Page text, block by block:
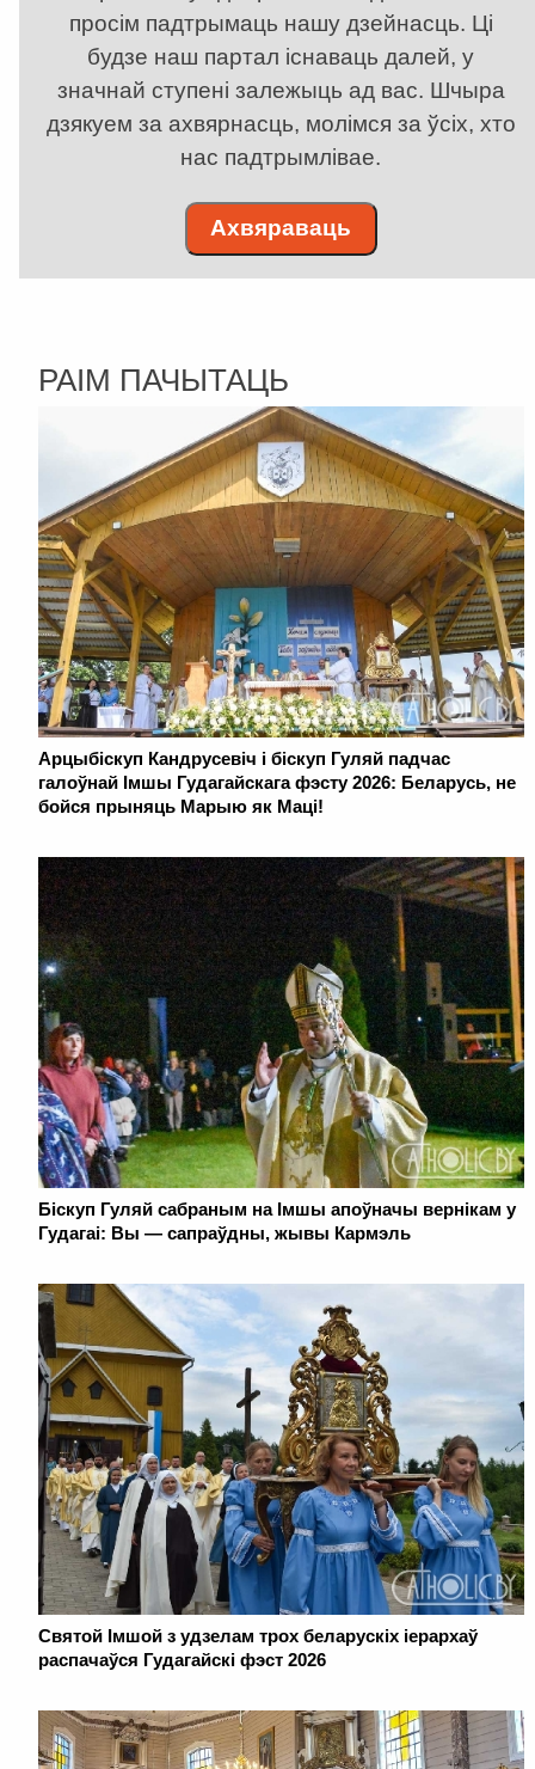
просім падтрымаць нашу дзейнасць. Ці
будзе наш партал існаваць далей, у
значнай ступені залежыць ад вас. Шчыра
дзякуем за ахвярнасць, молімся за ўсіх, хто
нас падтрымлівае.
Ахвяраваць
РАІМ ПАЧЫТАЦЬ
Арцыбіскуп Кандрусевіч і біскуп Гуляй падчас
галоўнай Імшы Гудагайскага фэсту 2026: Беларусь, не
бойся прыняць Марыю як Маці!
Біскуп Гуляй сабраным на Імшы апоўначы вернікам у
Гудагаі: Вы ― сапраўдны, жывы Кармэль
Святой Імшой з удзелам трох беларускіх іерархаў
распачаўся Гудагайскі фэст 2026